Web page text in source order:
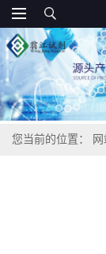
您当前的位置：